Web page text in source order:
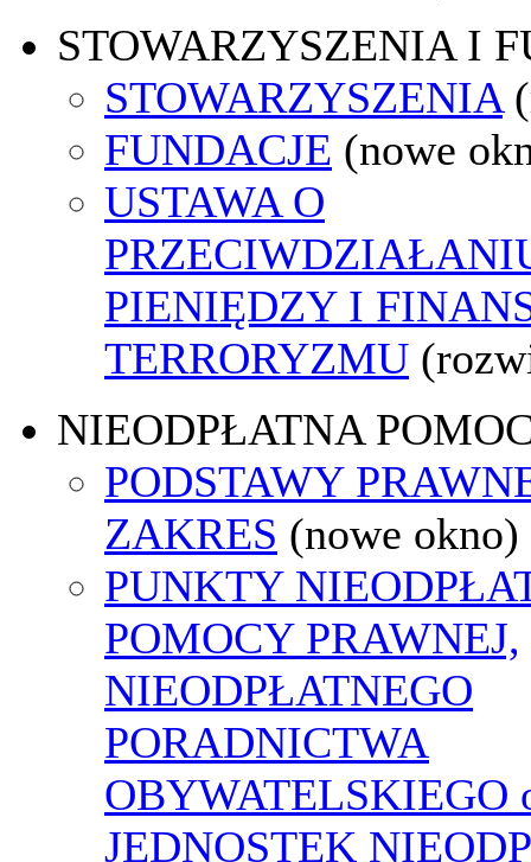
STOWARZYSZENIA I
STOWARZYSZENIA
FUNDACJE (nowe
USTAWA O
PIENIĘDZY I
TERRORYZMU
NIEODPŁATNA
PODSTAWY
ZAKRES (nowe okno)
PUNKTY
POMOCY PRAWNEJ,
NIEODPŁATNEGO
PORADNICTWA
OBYWATELSKIEGO
JEDNOSTEK